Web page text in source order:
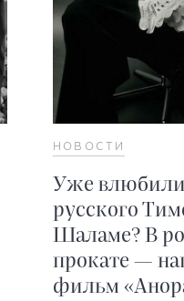
НОВОСТИ
Уже
русского
Шаламе? В
прокате —
фильм